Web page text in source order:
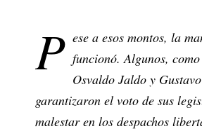
P ese a esos montos, la
funcionó. Algunos,
Osvaldo Jaldo y
garantizaron el voto de sus
malestar en los despachos